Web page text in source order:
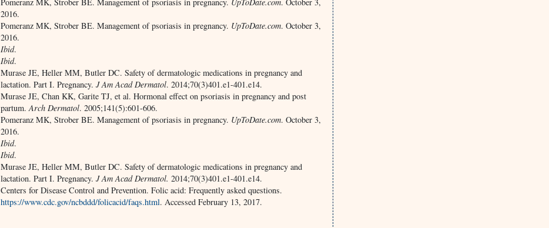
2016.
Pomeranz MK, Strober BE. Management of psoriasis in pregnancy. UpToDate.com. October 3,
2016.
Ibid.
Ibid.
Murase JE, Heller MM, Butler DC. Safety of dermatologic medications in pregnancy and
lactation. Part I. Pregnancy.J Am Acad Dermatol. 2014;70(3)401.e1-401.e14.
Murase JE, Chan KK, Garite TJ, et al. Hormonal effect on psoriasis in pregnancy and post
partum.Arch Dermatol. 2005;141(5):601-606.
Pomeranz MK, Strober BE. Management of psoriasis in pregnancy. UpToDate.com. October 3,
2016.
Ibid.
Ibid.
Murase JE, Heller MM, Butler DC. Safety of dermatologic medications in pregnancy and
lactation. Part I. Pregnancy.J Am Acad Dermatol. 2014;70(3)401.e1-401.e14.
Centers for Disease Control and Prevention. Folic acid: Frequently asked questions.
https://www.cdc.gov/ncbddd/folicacid/faqs.html. Accessed February 13, 2017.